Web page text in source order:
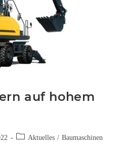
auf hohem
Aktuelles / Baumaschinen